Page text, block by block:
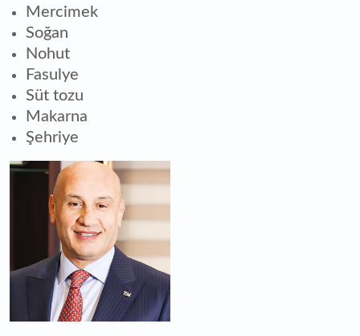
Mercimek
Soğan
Nohut
Fasulye
Süt tozu
Makarna
Şehriye